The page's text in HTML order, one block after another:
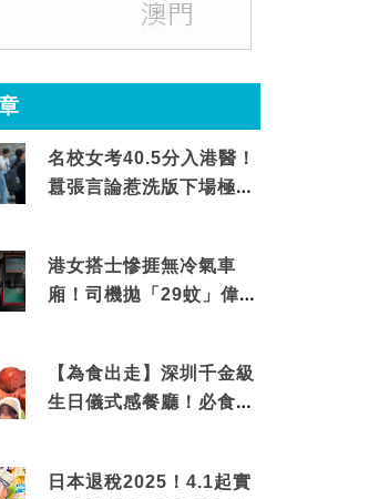
名校女考40.5分入港醫！
囂張言論惹洗版下場極震
港女搭士慘捱無冷氣車
廂！司機拋「29蚊」偉論
【為食出走】深圳千金級
生日儀式感餐廳！必食失
日本退稅2025！4.1起實